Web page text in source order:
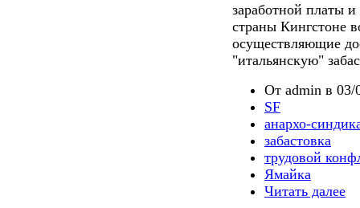
заработной платы
страны Кингстоне
осуществляющие
"итальянскую"
От admin в 03/
SF
анархо-
забастовка
трудовой
Ямайка
Читать далее